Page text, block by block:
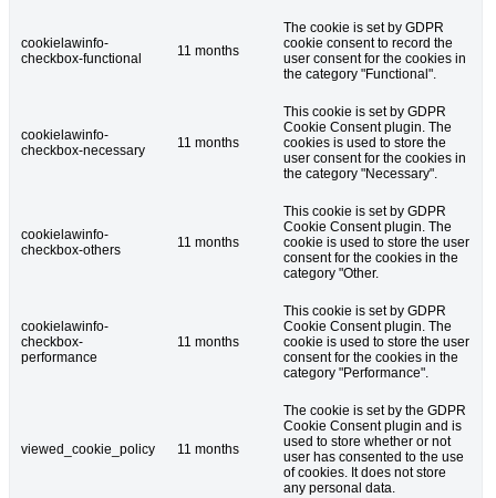
cookielawinfo-
checkbox-functional
11 months
The cookie is set by GDPR
cookie consent to record the
user consent for the cookies in
the category "Functional".
cookielawinfo-
checkbox-necessary
11 months
This cookie is set by GDPR
Cookie Consent plugin. The
cookies is used to store the
user consent for the cookies in
the category "Necessary".
cookielawinfo-
checkbox-others
11 months
This cookie is set by GDPR
Cookie Consent plugin. The
cookie is used to store the user
consent for the cookies in the
category "Other.
cookielawinfo-
checkbox-
performance
11 months
This cookie is set by GDPR
Cookie Consent plugin. The
cookie is used to store the user
consent for the cookies in the
category "Performance".
viewed_cookie_policy 11 months
The cookie is set by the GDPR
Cookie Consent plugin and is
used to store whether or not
user has consented to the use
of cookies. It does not store
any personal data.